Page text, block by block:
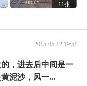
11张
2015-05-12 19:51
，进去后中间是一
泥沙，风一...